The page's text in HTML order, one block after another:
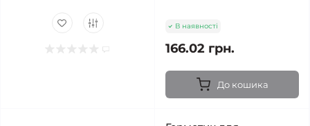
В наявності
166.02 грн.
До кошика